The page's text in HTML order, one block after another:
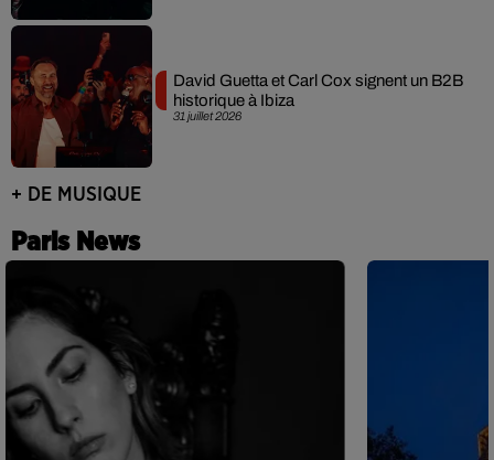
31 juillet 2026
David Guetta et Carl Cox signent un B2B
historique à Ibiza
+ DE MUSIQUE
Paris News